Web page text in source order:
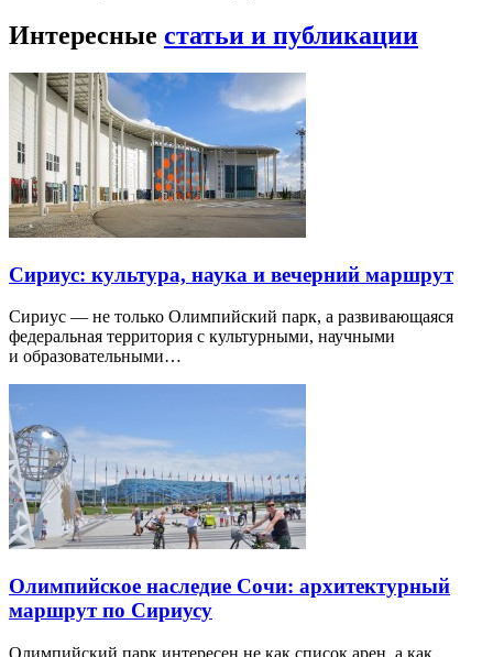
Интересные статьи и публикации
Сириус: культура, наука и вечерний маршрут
Сириус — не только Олимпийский парк, а развивающаяся
федеральная территория с культурными, научными
и образовательными…
Олимпийское наследие Сочи: архитектурный
маршрут по Сириусу
Олимпийский парк интересен не как список арен, а как